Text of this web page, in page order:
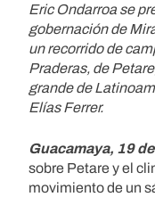
Eric Ondarroa se
gobernación de
un recorrido de
Praderas, de
grande de
Elías Ferrer.
Guacamaya, 19
sobre Petare y el
movimiento de un